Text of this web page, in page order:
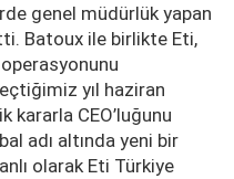
genel müdürlük yapan
Batoux ile birlikte Eti,
yıl haziran
kararla CEO’luğunu
adı altında yeni bir
olarak Eti Türkiye